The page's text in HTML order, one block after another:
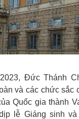
Đức Thánh
và các chức sắc
Quốc gia thành
lễ Giáng sinh